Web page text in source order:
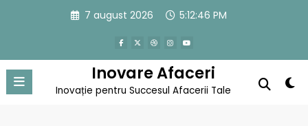
7 august 2026 5:12:46 PM
Inovare Afaceri
Inovație pentru Succesul Afacerii Tale